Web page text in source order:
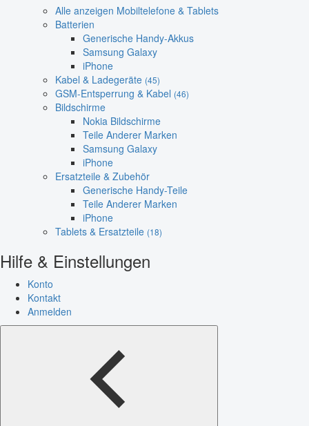
Alle anzeigen Mobiltelefone & Tablets
Batterien
Generische Handy-Akkus
Samsung Galaxy
iPhone
Kabel & Ladegeräte (45)
GSM-Entsperrung & Kabel (46)
Bildschirme
Nokia Bildschirme
Teile Anderer Marken
Samsung Galaxy
iPhone
Ersatzteile & Zubehör
Generische Handy-Teile
Teile Anderer Marken
iPhone
Tablets & Ersatzteile (18)
Hilfe & Einstellungen
Konto
Kontakt
Anmelden